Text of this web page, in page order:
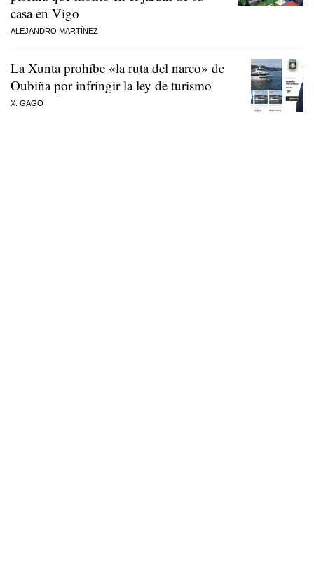
casa en Vigo
ALEJANDRO MARTÍNEZ
La Xunta prohíbe «la ruta del narco» de
Oubiña por infringir la ley de turismo
X. GAGO